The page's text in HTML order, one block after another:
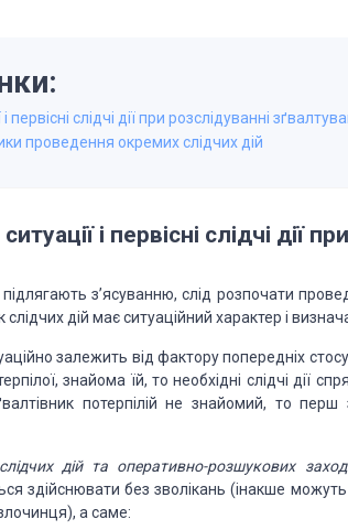
і первісні слідчі дії при розслідуванні
проведення окремих слідчих дій
і первісні слідчі дії
підлягають з’ясуванню, слід розпочати
дій має ситуаційний характер і
залежить від фактору попередніх
знайома їй, то необхідні слідчі дії
потерпілій не знайомий, то перш
дій та оперативно-розшукових
здійснювати без зволікань (інакше можуть
а саме: